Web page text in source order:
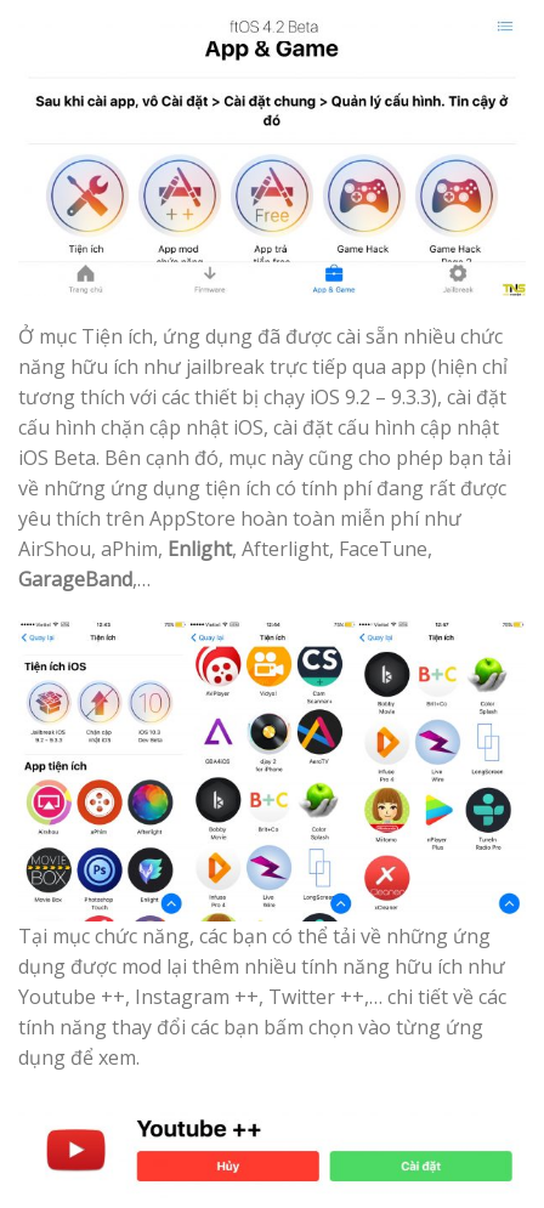
Ở mục Tiện ích, ứng dụng đã được cài sẵn nhiều chức
năng hữu ích như jailbreak trực tiếp qua app (hiện chỉ
tương thích với các thiết bị chạy iOS 9.2 – 9.3.3), cài đặt
cấu hình chặn cập nhật iOS, cài đặt cấu hình cập nhật
iOS Beta. Bên cạnh đó, mục này cũng cho phép bạn tải
về những ứng dụng tiện ích có tính phí đang rất được
yêu thích trên AppStore hoàn toàn miễn phí như
AirShou, aPhim, Enlight, Afterlight, FaceTune,
GarageBand,…
Tại mục chức năng, các bạn có thể tải về những ứng
dụng được mod lại thêm nhiều tính năng hữu ích như
Youtube ++, Instagram ++, Twitter ++,… chi tiết về các
tính năng thay đổi các bạn bấm chọn vào từng ứng
dụng để xem.